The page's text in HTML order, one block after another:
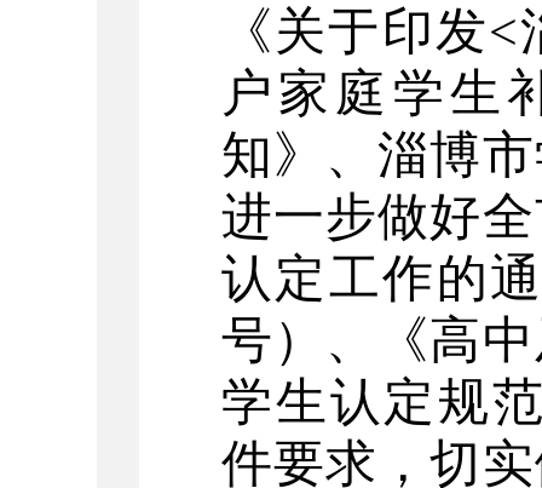
《关于印发<
户家庭学生
知》、淄博
进一步做好
认定工作的
号）、《高
学生认定规
件要求，切